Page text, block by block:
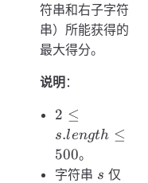
符串和右子字符
串）所能获得的
最大得分。
说明：
2 \le
s.length
\le 500
2 ≤
s.length ≤
500。
字符串 s
s 仅